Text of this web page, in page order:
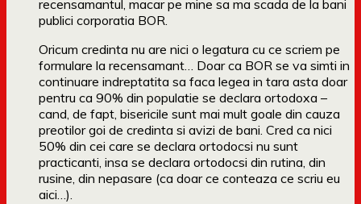
recensamantul, macar pe mine sa ma scada de la bani
publici corporatia BOR.
Oricum credinta nu are nici o legatura cu ce scriem pe
formulare la recensamant… Doar ca BOR se va simti in
continuare indreptatita sa faca legea in tara asta doar
pentru ca 90% din populatie se declara ortodoxa –
cand, de fapt, bisericile sunt mai mult goale din cauza
preotilor goi de credinta si avizi de bani. Cred ca nici
50% din cei care se declara ortodocsi nu sunt
practicanti, insa se declara ortodocsi din rutina, din
rusine, din nepasare (ca doar ce conteaza ce scriu eu
aici…).